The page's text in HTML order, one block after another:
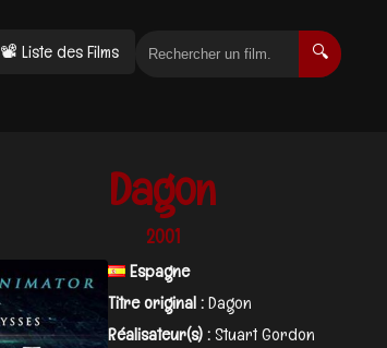
📽 Liste des Films 🔍
Dagon
2001
Espagne
Titre original :Dagon
Réalisateur(s) :Stuart Gordon